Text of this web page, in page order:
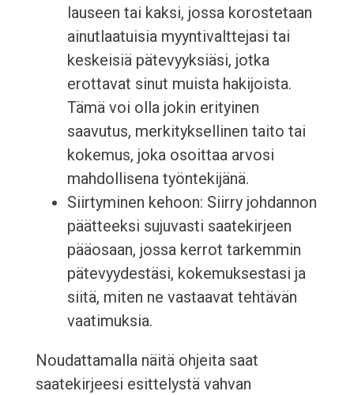
lauseen tai kaksi, jossa korostetaan
ainutlaatuisia myyntivalttejasi tai
keskeisiä pätevyyksiäsi, jotka
erottavat sinut muista hakijoista.
Tämä voi olla jokin erityinen
saavutus, merkityksellinen taito tai
kokemus, joka osoittaa arvosi
mahdollisena työntekijänä.
Siirtyminen kehoon: Siirry johdannon
päätteeksi sujuvasti saatekirjeen
pääosaan, jossa kerrot tarkemmin
pätevyydestäsi, kokemuksestasi ja
siitä, miten ne vastaavat tehtävän
vaatimuksia.
Noudattamalla näitä ohjeita saat
saatekirjeesi esittelystä vahvan